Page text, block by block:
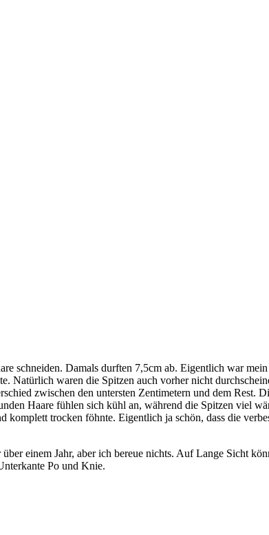
schneiden. Damals durften 7,5cm ab. Eigentlich war
Natürlich waren die Spitzen auch vorher nicht
zwischen den untersten Zentimetern und dem
Haare fühlen sich kühl an, während die Spitzen viel
trocken föhnte. Eigentlich ja schön, dass die
einem Jahr, aber ich bereue nichts. Auf Lange Sicht
Po und Knie.